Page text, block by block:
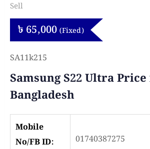
Sell
৳ 65,000 (Fixed)
SA11k215
Samsung S22 Ultra
Bangladesh
Mobile
No/FB ID:
01740387275